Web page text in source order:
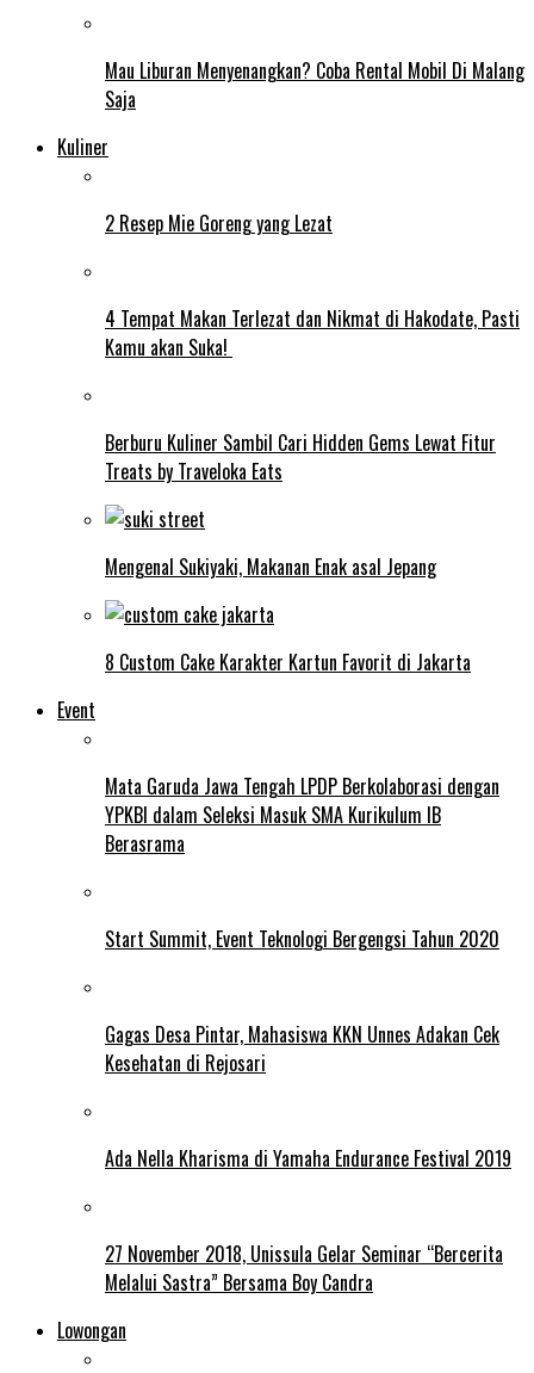
Mau Liburan Menyenangkan? Coba Rental Mobil Di Malang
Saja
Kuliner
2 Resep Mie Goreng yang Lezat
4 Tempat Makan Terlezat dan Nikmat di Hakodate, Pasti
Kamu akan Suka!
Berburu Kuliner Sambil Cari Hidden Gems Lewat Fitur
Treats by Traveloka Eats
Mengenal Sukiyaki, Makanan Enak asal Jepang
8 Custom Cake Karakter Kartun Favorit di Jakarta
Event
Mata Garuda Jawa Tengah LPDP Berkolaborasi dengan
YPKBI dalam Seleksi Masuk SMA Kurikulum IB
Berasrama
Start Summit, Event Teknologi Bergengsi Tahun 2020
Gagas Desa Pintar, Mahasiswa KKN Unnes Adakan Cek
Kesehatan di Rejosari
Ada Nella Kharisma di Yamaha Endurance Festival 2019
27 November 2018, Unissula Gelar Seminar “Bercerita
Melalui Sastra” Bersama Boy Candra
Lowongan